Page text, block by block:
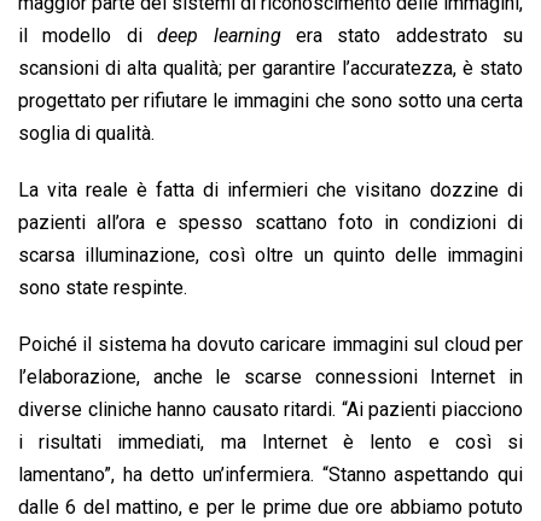
il modello dideep learningera stato addestrato su
scansioni di alta qualità; per garantire l’accuratezza, è stato
progettato per rifiutare le immagini che sono sotto una certa
soglia di qualità.
La vita reale è fatta di infermieri che visitano dozzine di
pazienti all’ora e spesso scattano foto in condizioni di
scarsa illuminazione, così oltre un quinto delle immagini
sono state respinte.
Poiché il sistema ha dovuto caricare immagini sul cloud per
l’elaborazione, anche le scarse connessioni Internet in
diverse cliniche hanno causato ritardi. “Ai pazienti piacciono
i risultati immediati, ma Internet è lento e così si
lamentano”, ha detto un’infermiera. “Stanno aspettando qui
dalle 6 del mattino, e per le prime due ore abbiamo potuto